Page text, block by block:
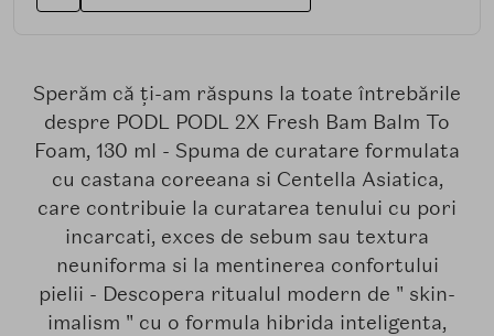
Sperăm că ți-am răspuns la toate întrebările
despre PODL PODL 2X Fresh Bam Balm To
Foam, 130 ml - Spuma de curatare formulata
cu castana coreeana si Centella Asiatica,
care contribuie la curatarea tenului cu pori
incarcati, exces de sebum sau textura
neuniforma si la mentinerea confortului
pielii - Descopera ritualul modern de " skin-
imalism " cu o formula hibrida inteligenta,